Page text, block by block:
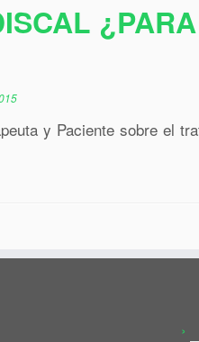
¿PARA
y Paciente sobre el